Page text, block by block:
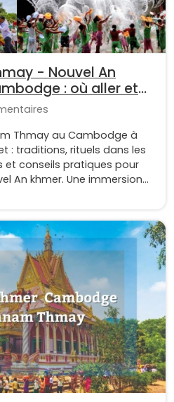
- Nouvel An
: où aller et
Thmay au Cambodge à
: traditions, rituels dans les
et conseils pratiques pour
An khmer. Une immersion